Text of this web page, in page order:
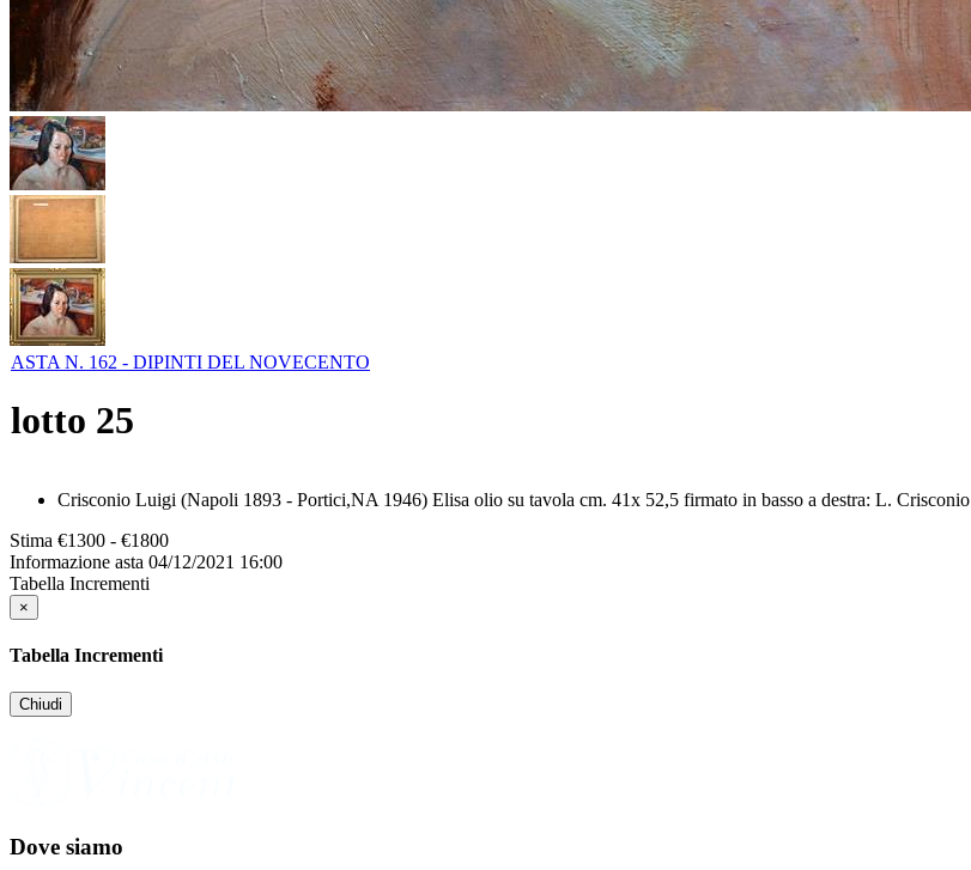
ASTA N. 162 - DIPINTI DEL NOVECENTO
lotto 25
Crisconio Luigi (Napoli 1893 - Portici,NA 1946) Elisa olio su tavola cm. 41x 52,5 firmato in basso a destra: L. Crisconio
Stima €1300 - €1800
Informazione asta 04/12/2021 16:00
Tabella Incrementi
×
Tabella Incrementi
Chiudi
Dove siamo